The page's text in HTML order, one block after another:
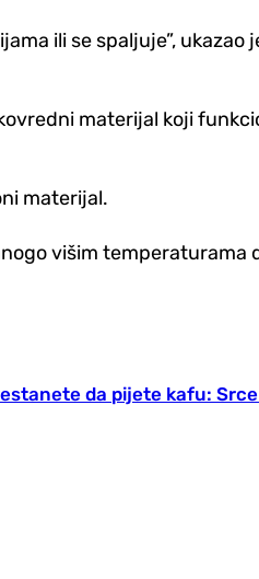
ili se spaljuje”,
materijal koji
materijal.
višim temperaturama
da pijete kafu: